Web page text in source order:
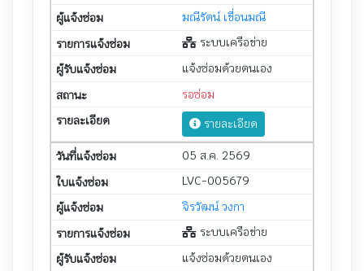
มณีรัตน์ เขื่อนมณี
ระบบเครือข่าย
แจ้งซ่อมด้วยตนเอง
รอซ่อม
รายละเอียด
05 ส.ค. 2569
LVC-005679
จิรวัฒน์ วงกา
ระบบเครือข่าย
แจ้งซ่อมด้วยตนเอง